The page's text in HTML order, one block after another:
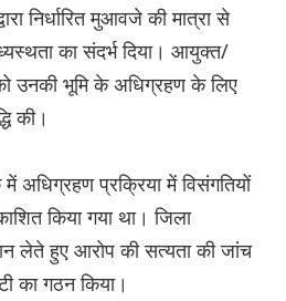
निर्धारित मुआवजे की मात्रा से
का संदर्भ दिया। आयुक्त/
उनकी भूमि के अधिग्रहण के लिए
की।
अधिग्रहण प्रक्रिया में विसंगतियों
किया गया था। जिला
लेते हुए आरोप की सत्यता की जांच
का गठन किया।